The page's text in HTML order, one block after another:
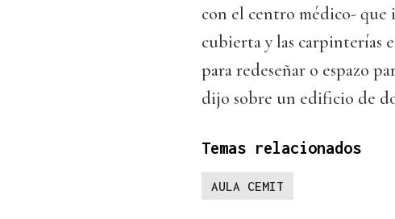
con el centro médico- que
cubierta y las carpinterías
para redeseñar o espazo
dijo sobre un edificio de
Temas relacionados
AULA CEMIT